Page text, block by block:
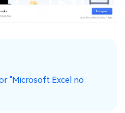
"Microsoft Excel no